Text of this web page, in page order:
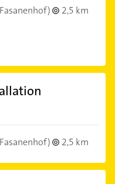
2,5 km
2,5 km